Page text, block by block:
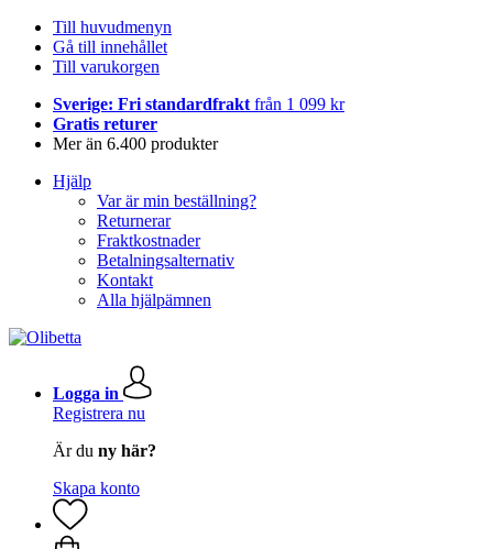
Till huvudmenyn
Gå till innehållet
Till varukorgen
Sverige: Fri standardfrakt från 1 099 kr
Gratis returer
Mer än 6.400 produkter
Hjälp
Var är min beställning?
Returnerar
Fraktkostnader
Betalningsalternativ
Kontakt
Alla hjälpämnen
Logga in
Registrera nu
Är du ny här?
Skapa konto